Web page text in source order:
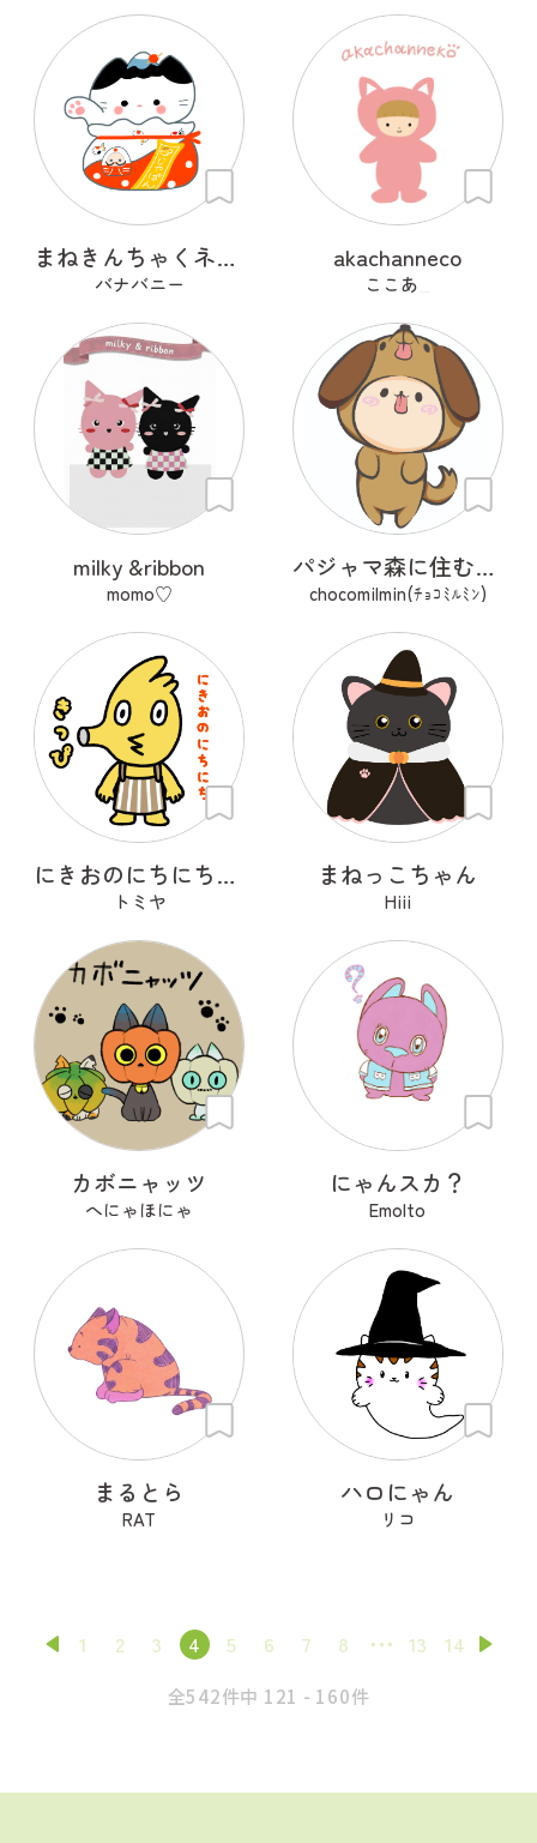
まねきんちゃくネコ（和巾着）
バナバニー
akachanneco
ここあ_
milky &ribbon
momo♡
パジャマ森に住むイヌ？のワン
chocomilmin(ﾁｮｺﾐﾙﾐﾝ)
にきおのにちにち・きっぴ
トミヤ
まねっこちゃん
Hiii
カボニャッツ
へにゃほにゃ
にゃんスカ？
Emolto
まるとら
RAT
ハロにゃん
リコ
1 2 3 4 5 6 7 8 13 14
全542件中 121 - 160件